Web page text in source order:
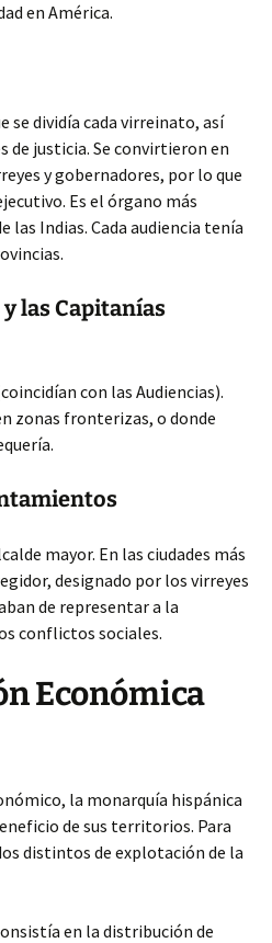
en América.
se dividía cada virreinato, así
de justicia. Se convirtieron en
y gobernadores, por lo que
Es el órgano más
Indias. Cada audiencia tenía
las Capitanías
con las Audiencias).
zonas fronterizas, o donde
mayor. En las ciudades más
designado por los virreyes
de representar a la
conflictos sociales.
Económica
la monarquía hispánica
de sus territorios. Para
distintos de explotación de la
en la distribución de